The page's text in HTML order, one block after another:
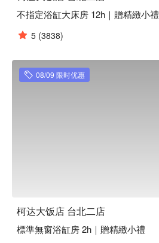
不指定浴缸大床房 12h｜贈精緻小禮
5 (3838)
08/09 限时优惠
柯达大饭店 台北二店
標準無窗浴缸房 2h｜贈精緻小禮